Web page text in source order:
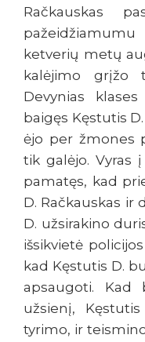
Račkauskas
ketverių metų
kalėjimo grįžo
Devynias
baigęs Kęstutis
ėjo per žmones
tik galėjo. Vyras
pamatęs, kad
D. Račkauskas ir
D. užsirakino
išsikvietė
kad Kęstutis D.
apsaugoti. Kad
užsienį,
tyrimo, ir